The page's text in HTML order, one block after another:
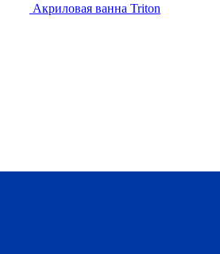
Акриловая ванна Triton